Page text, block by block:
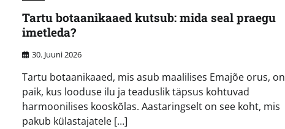
Tartu botaanikaaed kutsub: mida seal praegu
imetleda?
30. Juuni 2026
Tartu botaanikaaed, mis asub maalilises Emajõe orus, on
paik, kus looduse ilu ja teaduslik täpsus kohtuvad
harmoonilises kooskõlas. Aastaringselt on see koht, mis
pakub külastajatele […]